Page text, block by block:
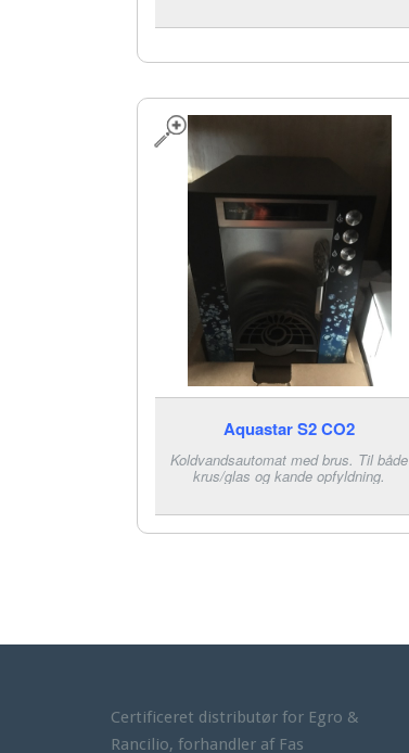
Aquastar S2 CO2
Koldvandsautomat med brus. Til både
krus/glas og kande opfyldning.
Certificeret distributør for Egro &
Rancilio, forhandler af Fas